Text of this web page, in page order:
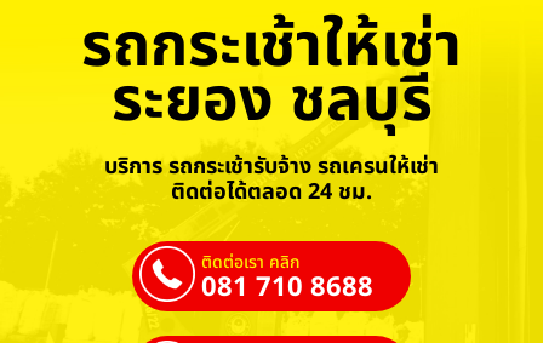
รถกระเช้าให้เช่า
ระยอง ชลบุรี
บริการ รถกระเช้ารับจ้าง รถเครนให้เช่า
ติดต่อได้ตลอด 24 ชม.
ติดต่อเรา คลิก
081 710 8688